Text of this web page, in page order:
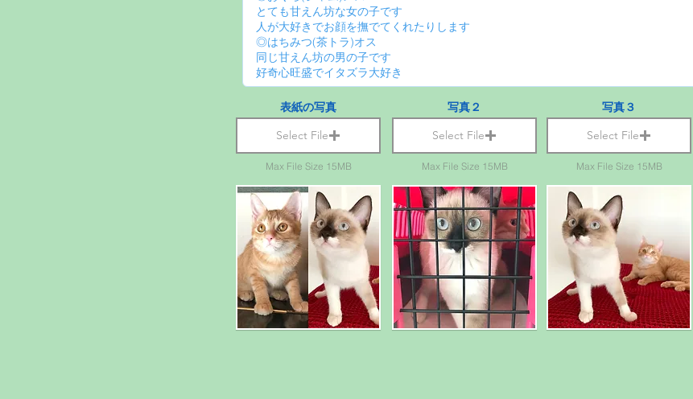
表紙の写真
Select File
Max File Size 15MB
写真２
Select File
Max File Size 15MB
写真３
Select File
Max File Size 15MB